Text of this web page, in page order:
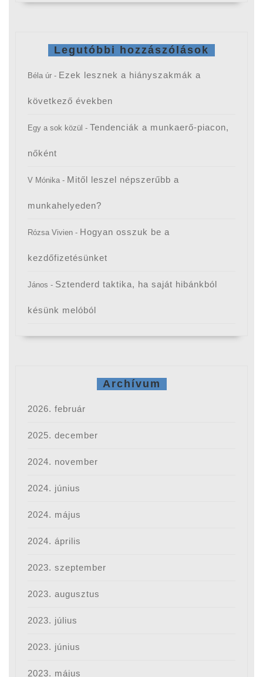
Legutóbbi hozzászólások
Béla úr - Ezek lesznek a hiányszakmák a
következő években
Egy a sok közül - Tendenciák a munkaerő-piacon,
nőként
V Mónika - Mitől leszel népszerűbb a
munkahelyeden?
Rózsa Vivien - Hogyan osszuk be a
kezdőfizetésünket
János - Sztenderd taktika, ha saját hibánkból
késünk melóból
Archívum
2026. február
2025. december
2024. november
2024. június
2024. május
2024. április
2023. szeptember
2023. augusztus
2023. július
2023. június
2023. május